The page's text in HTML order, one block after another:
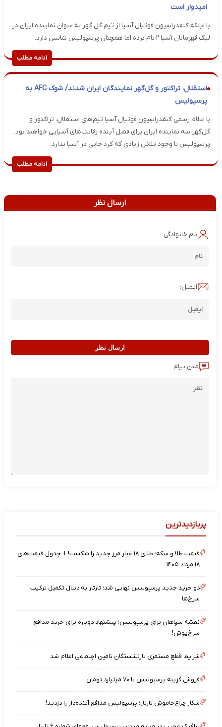
امیدوار است
با اینکه کنفدراسیون فوتبال آسیا از تیم گل گهر به عنوان نماینده ایران در
لیگ قهرمانان آسیا ۲ نام برده اما همچنان پرسپولیس شانس دارد.
ادامه مطلب
استقلال، تراکتور و گل‌گهر نمایندگان ایران شدند/ شوک AFC به
پرسپولیس
با اعلام رسمی کنفدراسیون فوتبال آسیا تیم‌های استقلال، تراکتور و
گل‌گهر سه نماینده ایران برای فصل آینده رقابت‌های آسیایی خواهند بود.
پرسپولیس با وجود تلاش زیادی که کرد جایی در آسیا ندارد.
ادامه مطلب
ارسال نظر
نام خانوادگی:
ایمیل:
ارسال نظر
متن پیام:
پربازدیدترین
قیمت طلا و سکه؛ طلای ۱۸ عیار مرز جدید را شکست! + جدول قیمت‌های
۱۸ مرداد ۱۴۰۵
دو خرید جدید پرسپولیس نهایی شد؛ تارتار به دنبال تکمیل ترکیب
سرخ‌ها
نقشه‌ سپاهان برای پرسپولیس؛ پیشنهادِ دوباره برای خرید مدافع
سرخ‌پوش!
شرایط قطع مستمری بازنشستگان تامین اجتماعی اعلام شد
فروش گزینه پرسپولیس با ۷۰ میلیارد تومان
شکار چراغ‌خاموش تارتار؛ پرسپولیس مدافع آینده‌دار را دزدید!